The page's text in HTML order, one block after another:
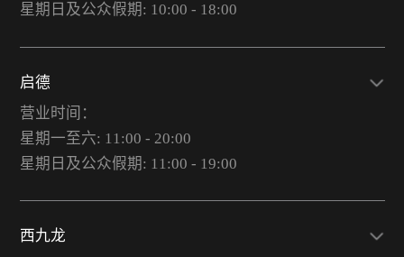
星期日及公众假期: 10:00 - 18:00
启德
营业时间：
星期一至六: 11:00 - 20:00
星期日及公众假期: 11:00 - 19:00
西九龙